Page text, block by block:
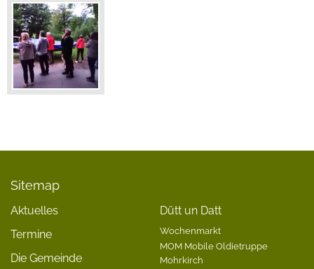
Sitemap
Aktuelles
Termine
Die Gemeinde
Dütt un Datt
Wochenmarkt
MOM Mobile Oldietruppe
Mohrkirch